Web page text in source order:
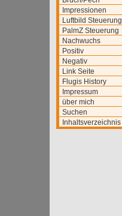
Impressionen
Luftbild Steuerung
PalmZ Steuerung
Nachwuchs
Positiv
Negativ
Link Seite
Flugis History
Impressum
über mich
Suchen
Inhaltsverzeichnis